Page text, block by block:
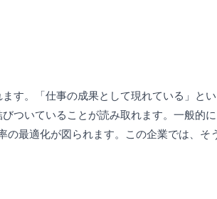
す。「仕事の成果として現れている」と
ついていることが読み取れます。一般的
最適化が図られます。この企業では、そ